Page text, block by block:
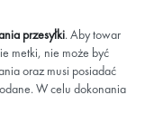
przesyłki. Aby towar
metki, nie może być
oraz musi posiadać
W celu dokonania